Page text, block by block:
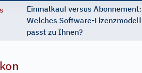
Einmalkauf versus Abonnement:
Welches Software-Lizenzmodell
passt zu Ihnen?